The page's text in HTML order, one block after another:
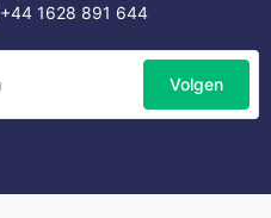
+44 1628 891 644
Volgen